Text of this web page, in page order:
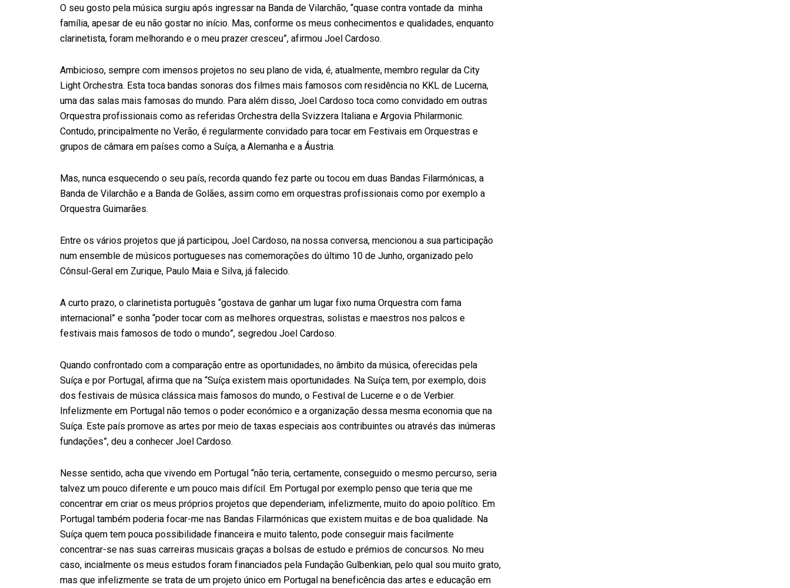
O seu gosto pela música surgiu após ingressar na Banda de Vilarchão, “quase contra vontade da minha
família, apesar de eu não gostar no início. Mas, conforme os meus conhecimentos e qualidades, enquanto
clarinetista, foram melhorando e o meu prazer cresceu”, afirmou Joel Cardoso.
Ambicioso, sempre com imensos projetos no seu plano de vida, é, atualmente, membro regular da City
Light Orchestra. Esta toca bandas sonoras dos filmes mais famosos com residência no KKL de Lucerna,
uma das salas mais famosas do mundo. Para além disso, Joel Cardoso toca como convidado em outras
Orquestra profissionais como as referidas Orchestra della Svizzera Italiana e Argovia Philarmonic.
Contudo, principalmente no Verão, é regularmente convidado para tocar em Festivais em Orquestras e
grupos de câmara em países como a Suíça, a Alemanha e a Áustria.
Mas, nunca esquecendo o seu país, recorda quando fez parte ou tocou em duas Bandas Filarmónicas, a
Banda de Vilarchão e a Banda de Golães, assim como em orquestras profissionais como por exemplo a
Orquestra Guimarães.
Entre os vários projetos que já participou, Joel Cardoso, na nossa conversa, mencionou a sua participação
num ensemble de músicos portugueses nas comemorações do último 10 de Junho, organizado pelo
Cônsul-Geral em Zurique, Paulo Maia e Silva, já falecido.
A curto prazo, o clarinetista português “gostava de ganhar um lugar fixo numa Orquestra com fama
internacional” e sonha “poder tocar com as melhores orquestras, solistas e maestros nos palcos e
festivais mais famosos de todo o mundo”, segredou Joel Cardoso.
Quando confrontado com a comparação entre as oportunidades, no âmbito da música, oferecidas pela
Suíça e por Portugal, afirma que na “Suíça existem mais oportunidades. Na Suíça tem, por exemplo, dois
dos festivais de música clássica mais famosos do mundo, o Festival de Lucerne e o de Verbier.
Infelizmente em Portugal não temos o poder económico e a organização dessa mesma economia que na
Suíça. Este país promove as artes por meio de taxas especiais aos contribuintes ou através das inúmeras
fundações”, deu a conhecer Joel Cardoso.
Nesse sentido, acha que vivendo em Portugal “não teria, certamente, conseguido o mesmo percurso, seria
talvez um pouco diferente e um pouco mais difícil. Em Portugal por exemplo penso que teria que me
concentrar em criar os meus próprios projetos que dependeriam, infelizmente, muito do apoio político. Em
Portugal também poderia focar-me nas Bandas Filarmónicas que existem muitas e de boa qualidade. Na
Suíça quem tem pouca possibilidade financeira e muito talento, pode conseguir mais facilmente
concentrar-se nas suas carreiras musicais graças a bolsas de estudo e prémios de concursos. No meu
caso, incialmente os meus estudos foram financiados pela Fundação Gulbenkian, pelo qual sou muito grato,
mas que infelizmente se trata de um projeto único em Portugal na beneficência das artes e educação em